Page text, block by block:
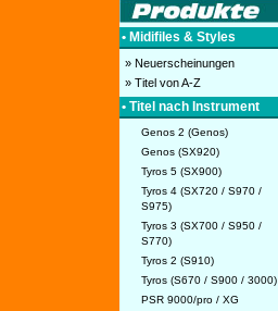
• Midifiles & Styles
» Neuerscheinungen
» Titel von A-Z
• Titel nach Instrument
Genos 2 (Genos)
Genos (SX920)
Tyros 5 (SX900)
Tyros 4 (SX720 / S970 /
S975)
Tyros 3 (SX700 / S950 /
S770)
Tyros 2 (S910)
Tyros (S670 / S900 / 3000)
PSR 9000/pro / XG